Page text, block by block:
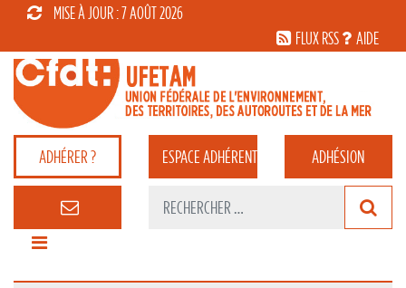
MISE À JOUR : 7 AOÛT 2026
FLUX RSS
AIDE
ADHÉRER ? ESPACEADHÉRENT ADHÉSION